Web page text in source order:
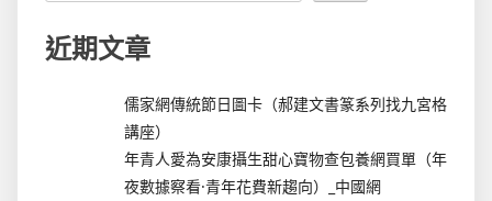
近期文章
儒家網傳統節日圖卡（郝建文書篆系列找九宮格
講座）
年青人愛為安康攝生甜心寶物查包養網買單（年
夜數據察看·青年花費新趨向）_中國網